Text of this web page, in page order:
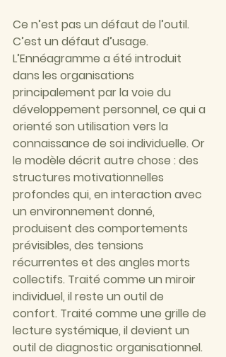
Ce n’est pas un défaut de l’outil.
C’est un défaut d’usage.
L’Ennéagramme a été introduit
dans les organisations
principalement par la voie du
développement personnel, ce qui a
orienté son utilisation vers la
connaissance de soi individuelle. Or
le modèle décrit autre chose : des
structures motivationnelles
profondes qui, en interaction avec
un environnement donné,
produisent des comportements
prévisibles, des tensions
récurrentes et des angles morts
collectifs. Traité comme un miroir
individuel, il reste un outil de
confort. Traité comme une grille de
lecture systémique, il devient un
outil de diagnostic organisationnel.